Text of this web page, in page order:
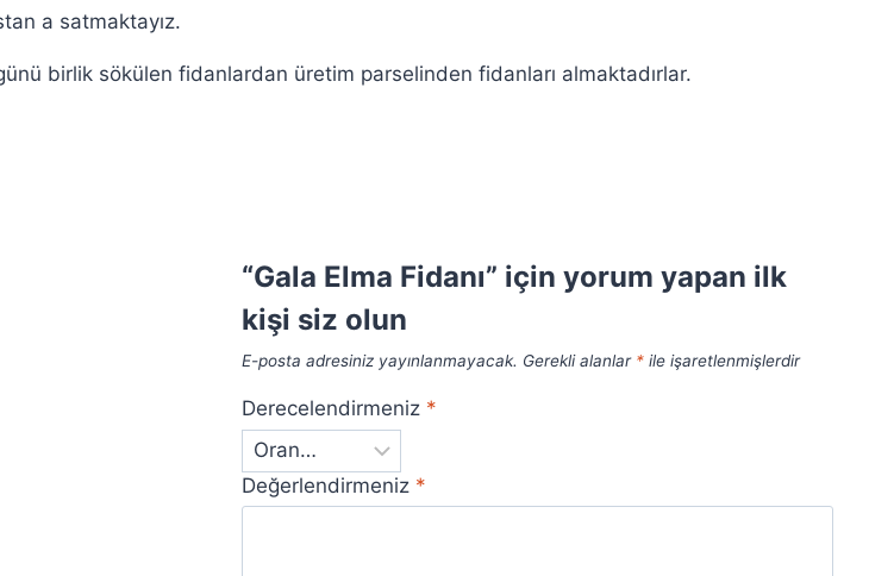
a satmaktayız.
birlik sökülen fidanlardan üretim parselinden fidanları almaktadırlar.
“Gala Elma Fidanı” için yorum yapan ilk
kişi siz olun
E-posta adresiniz yayınlanmayacak. Gerekli alanlar * ile işaretlenmişlerdir
Derecelendirmeniz *
Değerlendirmeniz *